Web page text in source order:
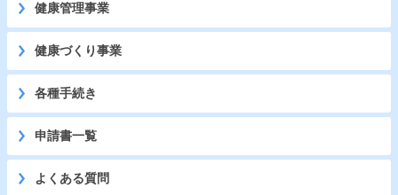
健康管理事業
健康づくり事業
各種手続き
申請書一覧
よくある質問